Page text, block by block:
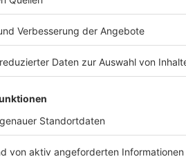
Vor EM: Sprint-Ass Ansah